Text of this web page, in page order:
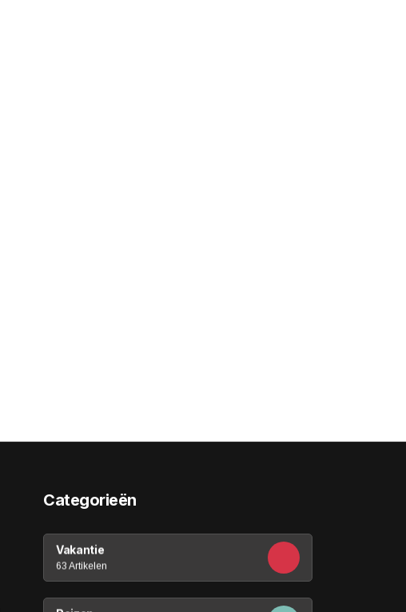
Categorieën
Vakantie
63 Artikelen